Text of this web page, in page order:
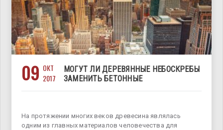
09 ОКТ
2017
МОГУТ ЛИ ДЕРЕВЯННЫЕ НЕБОСКРЕБЫ
ЗАМЕНИТЬ БЕТОННЫЕ
На протяжении многих веков древесина являлась
одним из главных материалов человечества для